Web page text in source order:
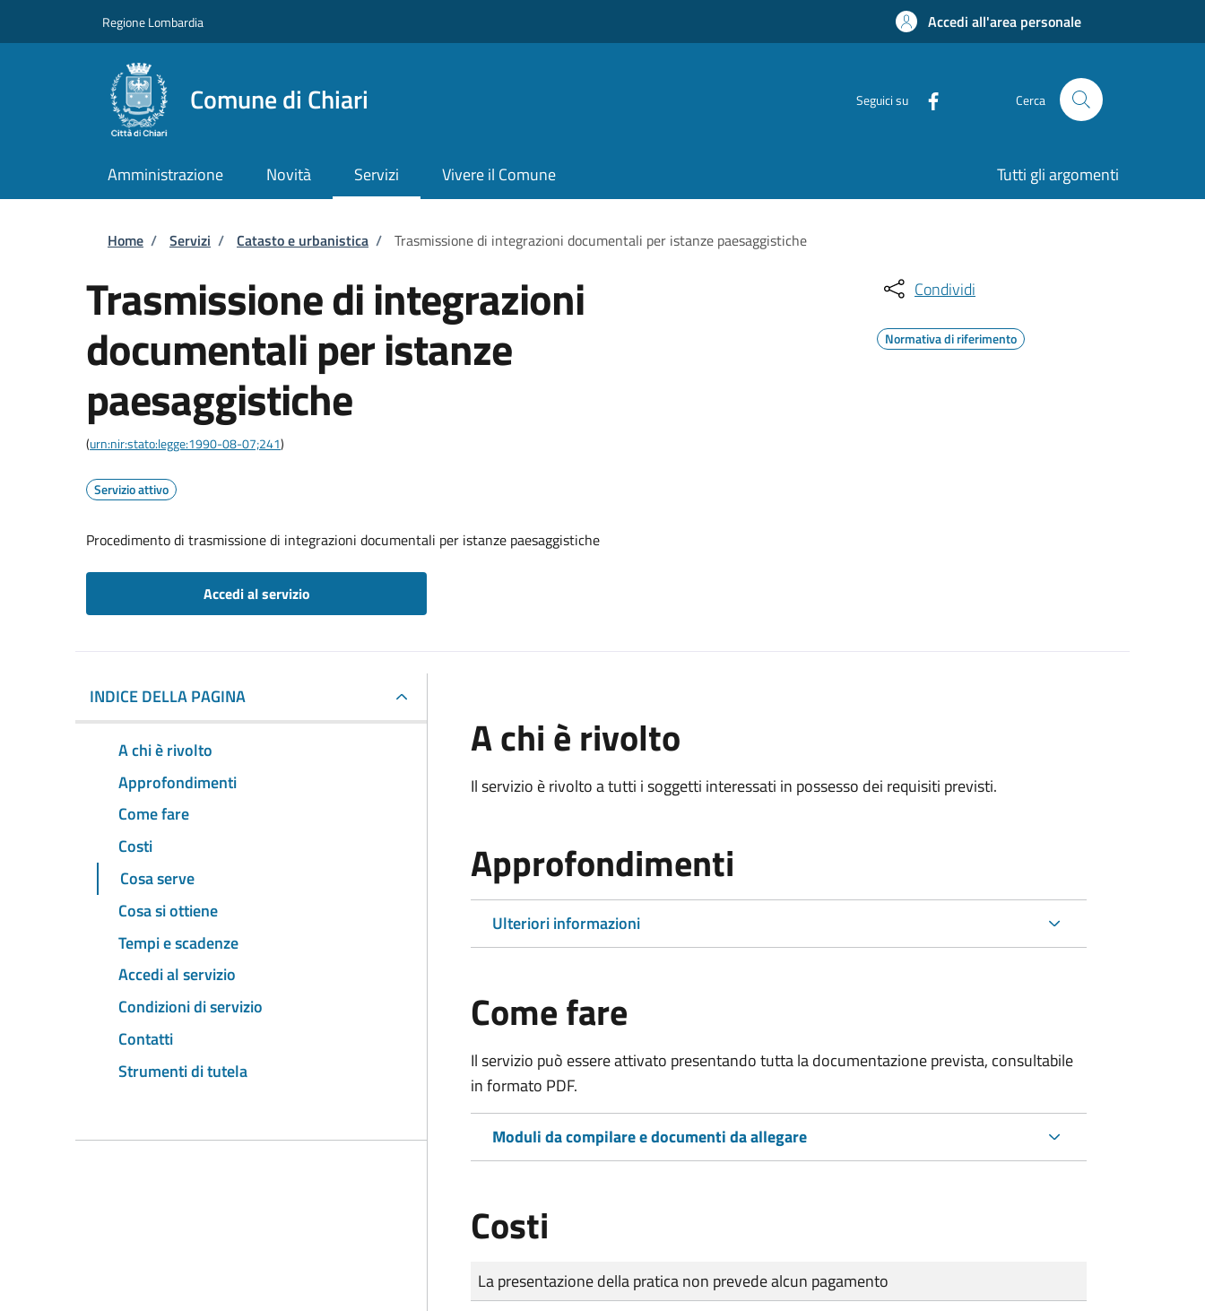
Regione Lombardia Accedi all'area personale
Comune di Chiari Seguici su Cerca
Amministrazione Novità Servizi Vivere il Comune Tutti gli argomenti
Briciole di pane
Home / Servizi / Catasto e urbanistica / Trasmissione di integrazioni documentali per istanze paesaggistiche
Trasmissione di integrazioni
documentali per istanze
paesaggistiche
(urn:nir:stato:legge:1990-08-07;241)
Servizio attivo
Procedimento di trasmissione di integrazioni documentali per istanze paesaggistiche
Accedi al servizio
Condividi
Normativa di riferimento
INDICE DELLA PAGINA
A chi è rivolto
Approfondimenti
Come fare
Costi
Cosa serve
Cosa si ottiene
Tempi e scadenze
Accedi al servizio
Condizioni di servizio
Contatti
Strumenti di tutela
A chi è rivolto
Il servizio è rivolto a tutti i soggetti interessati in possesso dei requisiti previsti.
Approfondimenti
Ulteriori informazioni
Come fare
Il servizio può essere attivato presentando tutta la documentazione prevista, consultabile
in formato PDF.
Moduli da compilare e documenti da allegare
Costi
Tipo di pagamento
Importo
La presentazione della pratica non prevede alcun pagamento